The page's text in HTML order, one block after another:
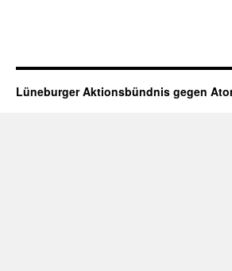
Lüneburger Aktionsbündnis gegen